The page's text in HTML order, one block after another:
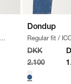
Dondup
Regular fit /
/ DENIM
DKK
2.100